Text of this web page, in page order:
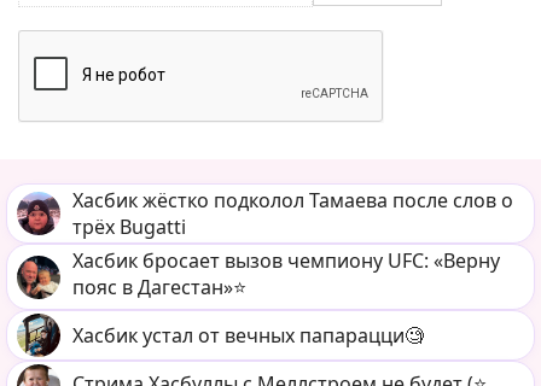
Хасбик жёстко подколол Тамаева после слов о
трёх Bugatti
Хасбик бросает вызов чемпиону UFC: «Верну
пояс в Дагестан»⭐️
Хасбик устал от вечных папарацци🧐